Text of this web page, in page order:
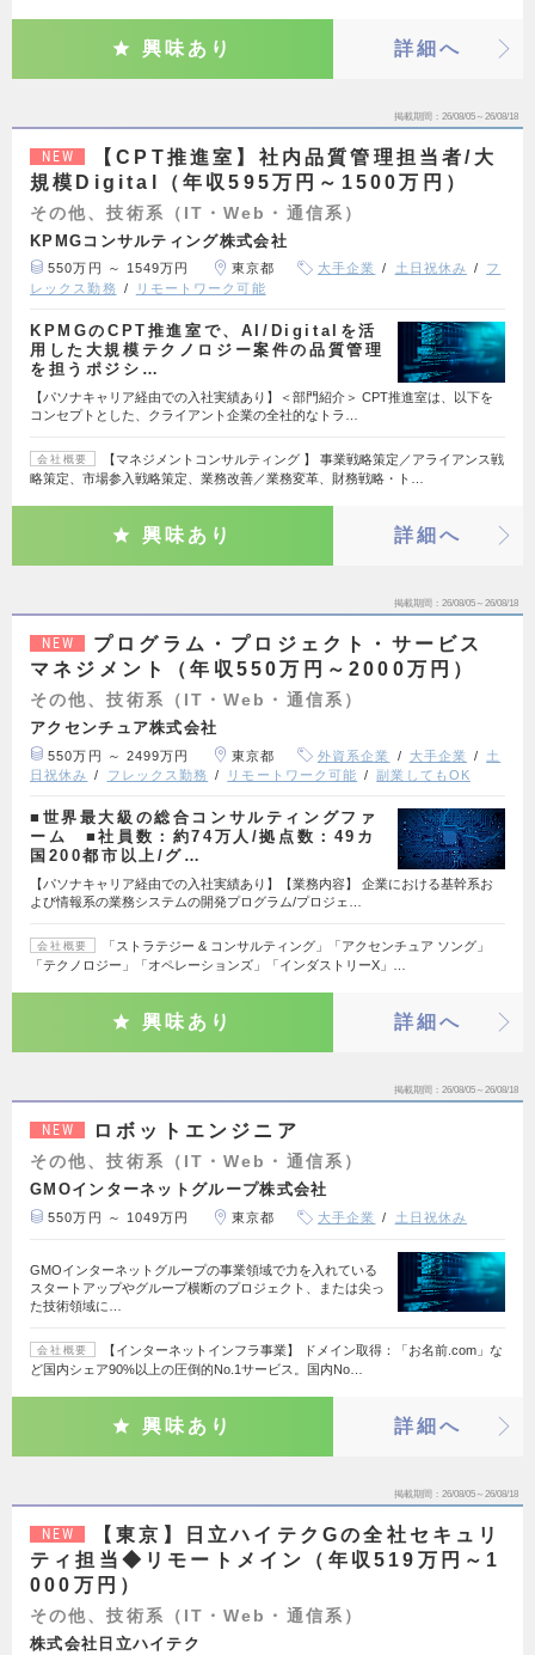
興味あり 詳細へ
掲載期間 26/08/05～26/08/18
NEW
【CPT推進室】社内品質管理担当者/大
規模Digital（年収595万円～1500万円）
その他、技術系（IT・Web・通信系）
KPMGコンサルティング株式会社
550万円 ～ 1549万円 東京都 大手企業 土日祝休み
フ
レックス勤務
リモートワーク可能
KPMGのCPT推進室で、AI/Digitalを活
用した大規模テクノロジー案件の品質管理
を担うポジシ…
【パソナキャリア経由での入社実績あり】＜部門紹介＞ CPT推進室は、以下を
コンセプトとした、クライアント企業の全社的なトラ…
会社概要
【マネジメントコンサルティング 】 事業戦略策定／アライアンス戦
略策定、市場参入戦略策定、業務改善／業務変革、財務戦略・ト…
興味あり 詳細へ
掲載期間 26/08/05～26/08/18
NEW
プログラム・プロジェクト・サービス
マネジメント（年収550万円～2000万円）
その他、技術系（IT・Web・通信系）
アクセンチュア株式会社
550万円 ～ 2499万円 東京都 外資系企業 大手企業
土
日祝休み
フレックス勤務 リモートワーク可能 副業してもOK
■世界最大級の総合コンサルティングファ
ーム ■社員数：約74万人/拠点数：49カ
国200都市以上/グ…
【パソナキャリア経由での入社実績あり】【業務内容】 企業における基幹系お
よび情報系の業務システムの開発プログラム/プロジェ…
会社概要
「ストラテジー & コンサルティング」「アクセンチュア ソング」
「テクノロジー」「オペレーションズ」「インダストリーX」…
興味あり 詳細へ
掲載期間 26/08/05～26/08/18
NEW ロボットエンジニア
その他、技術系（IT・Web・通信系）
GMOインターネットグループ株式会社
550万円 ～ 1049万円 東京都 大手企業 土日祝休み
GMOインターネットグループの事業領域で力を入れている
スタートアップやグループ横断のプロジェクト、または尖っ
た技術領域に…
会社概要
【インターネットインフラ事業】 ドメイン取得：「お名前.com」な
ど国内シェア90%以上の圧倒的No.1サービス。国内No…
興味あり 詳細へ
掲載期間 26/08/05～26/08/18
NEW
【東京】日立ハイテクGの全社セキュリ
ティ担当◆リモートメイン（年収519万円～1
000万円）
その他、技術系（IT・Web・通信系）
株式会社日立ハイテク